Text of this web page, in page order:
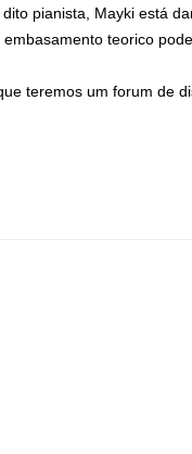
pianista, Mayki está
teorico
teremos um forum de